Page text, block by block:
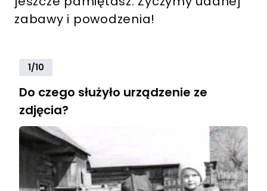
zabawy i powodzenia!
1/10
Do czego służyło urządzenie ze
zdjęcia?